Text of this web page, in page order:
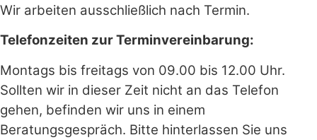
Wir arbeiten ausschließlich nach Termin.
Telefonzeiten zur Terminvereinbarung:
Montags bis freitags von 09.00 bis 12.00 Uhr.
Sollten wir in dieser Zeit nicht an das Telefon
gehen, befinden wir uns in einem
Beratungsgespräch. Bitte hinterlassen Sie uns